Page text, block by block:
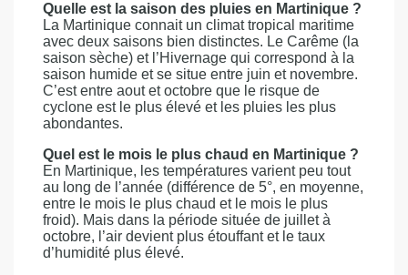
Quelle est la saison des pluies en Martinique ?
La Martinique connait un climat tropical maritime
avec deux saisons bien distinctes. Le Carême (la
saison sèche) et l’Hivernage qui correspond à la
saison humide et se situe entre juin et novembre.
C’est entre aout et octobre que le risque de
cyclone est le plus élevé et les pluies les plus
abondantes.
Quel est le mois le plus chaud en Martinique ?
En Martinique, les températures varient peu tout
au long de l’année (différence de 5°, en moyenne,
entre le mois le plus chaud et le mois le plus
froid). Mais dans la période située de juillet à
octobre, l’air devient plus étouffant et le taux
d’humidité plus élevé.